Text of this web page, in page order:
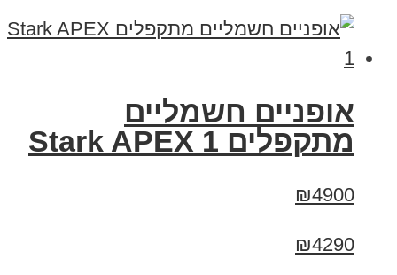
‏אופניים חשמליים
‏מתקפלים Stark APEX 1
₪4900
₪4290